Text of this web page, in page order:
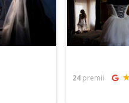
24premii